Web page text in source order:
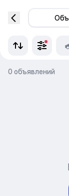
0 объявлений